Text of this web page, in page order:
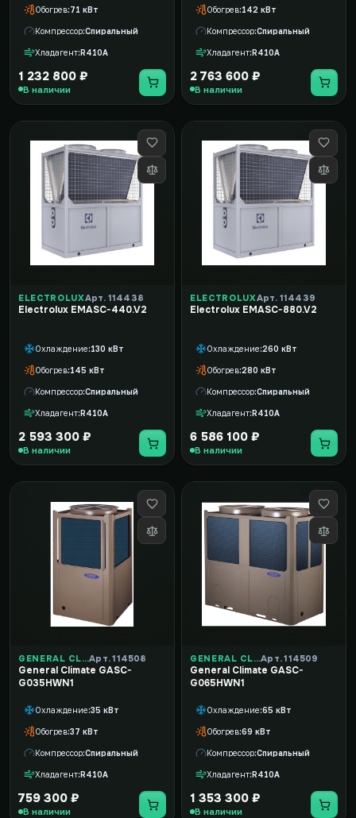
Обогрев 71 кВт
Компрессор Спиральный
Хладагент R410A
1 232 800 ₽
В наличии
Обогрев 142 кВт
Компрессор Спиральный
Хладагент R410A
2 763 600 ₽
В наличии
ELECTROLUXАрт. 114438
Electrolux EMASC-440.V2
Охлаждение 130 кВт
Обогрев 145 кВт
Компрессор Спиральный
Хладагент R410A
2 593 300 ₽
В наличии
ELECTROLUXАрт. 114439
Electrolux EMASC-880.V2
Охлаждение 260 кВт
Обогрев 280 кВт
Компрессор Спиральный
Хладагент R410A
6 586 100 ₽
В наличии
GENERAL CLIMATEАрт. 114508
General Climate GASC-
G035HWN1
Охлаждение 35 кВт
Обогрев 37 кВт
Компрессор Спиральный
Хладагент R410A
759 300 ₽
В наличии
GENERAL CLIMATEАрт. 114509
General Climate GASC-
G065HWN1
Охлаждение 65 кВт
Обогрев 69 кВт
Компрессор Спиральный
Хладагент R410A
1 353 300 ₽
В наличии